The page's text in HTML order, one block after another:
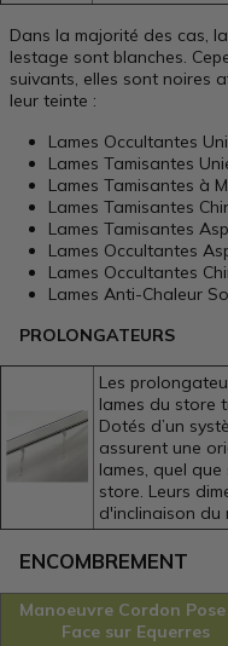
Dans la majorité des cas,
lestage sont blanches.
suivants, elles sont noires
leur teinte :
Lames Occultantes
Lames Tamisantes
Lames Tamisantes à
Lames Tamisantes
Lames Tamisantes
Lames Occultantes
Lames Occultantes
Lames Anti-Chaleur
PROLONGATEURS
Les
lames du store
Dotés d’un
assurent une
lames, quel
store. Leurs
d'inclinaison du
ENCOMBREMENT
Manoeuvre Cordon
Face sur Equerres